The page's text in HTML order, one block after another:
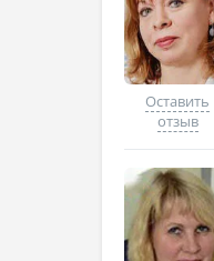
Оставить
отзыв